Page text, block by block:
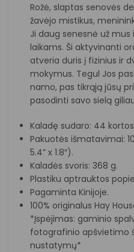
Rožė, slaptas senovės
žavėjo mistikus,
Ji daug senesnė už
laikams. Ši aktyvinanti
atveria duris į fizinius ir
mokymus. Tegul Jos
namo, pas tikrąją jūsų
pasodinti savo sielą
Kaladę sudaro: 44
Pakuotės išmatavimai:
5.4” x 1.8″).
Kaladės svoris: 368 g.
Plastiku aptrauktos
Pagaminta Kinijoje.
100% originalus Hay
*Įspėjimas: gaminio
fotografinio apšvietimo
nustatymų*